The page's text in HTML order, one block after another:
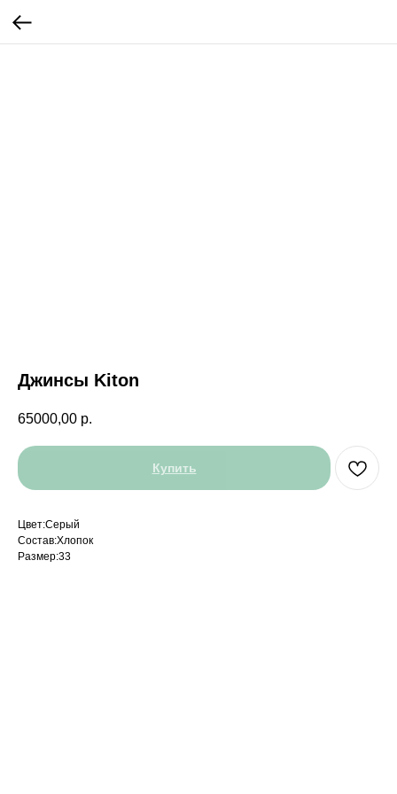
Джинсы Kiton
65000,00 р.
Купить
Цвет:Серый
Состав:Хлопок
Размер:33